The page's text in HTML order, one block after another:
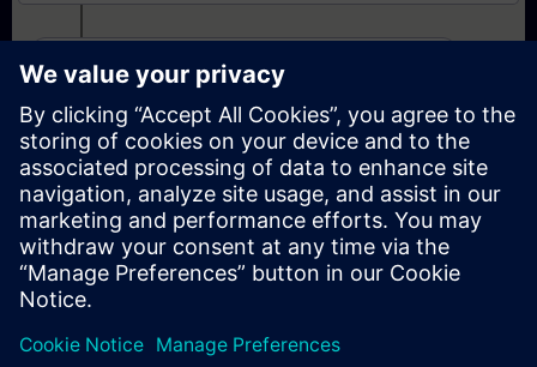
SIMATIC Service 3 in TIA Portal
SIMATIC Service 3 in TIA Portal